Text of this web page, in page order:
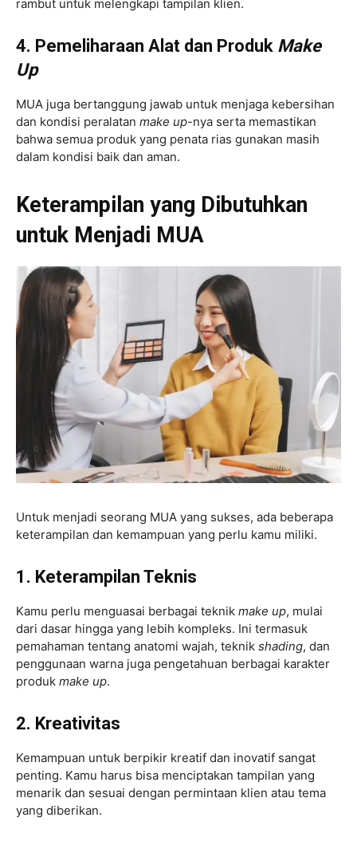
rambut untuk melengkapi tampilan klien.
4. Pemeliharaan Alat dan Produk Make
Up
MUA juga bertanggung jawab untuk menjaga kebersihan
dan kondisi peralatan make up-nya serta memastikan
bahwa semua produk yang penata rias gunakan masih
dalam kondisi baik dan aman.
Keterampilan yang Dibutuhkan
untuk Menjadi MUA
Untuk menjadi seorang MUA yang sukses, ada beberapa
keterampilan dan kemampuan yang perlu kamu miliki.
1. Keterampilan Teknis
Kamu perlu menguasai berbagai teknik make up, mulai
dari dasar hingga yang lebih kompleks. Ini termasuk
pemahaman tentang anatomi wajah, teknik shading, dan
penggunaan warna juga pengetahuan berbagai karakter
produk make up.
2. Kreativitas
Kemampuan untuk berpikir kreatif dan inovatif sangat
penting. Kamu harus bisa menciptakan tampilan yang
menarik dan sesuai dengan permintaan klien atau tema
yang diberikan.